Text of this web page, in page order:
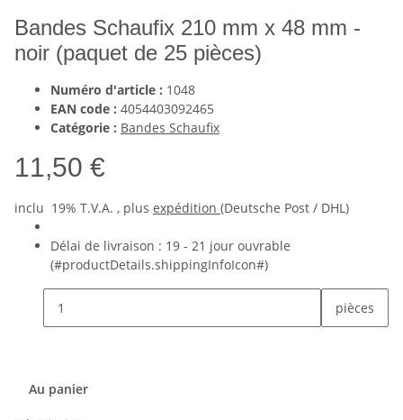
Bandes Schaufix 210 mm x 48 mm -
noir (paquet de 25 pièces)
Numéro d'article : 1048
EAN code : 4054403092465
Catégorie : Bandes Schaufix
11,50 €
inclu 19% T.V.A. , plus expédition (Deutsche Post / DHL)
Délai de livraison : 19 - 21 jour ouvrable
(#productDetails.shippingInfoIcon#)
pièces
Au panier